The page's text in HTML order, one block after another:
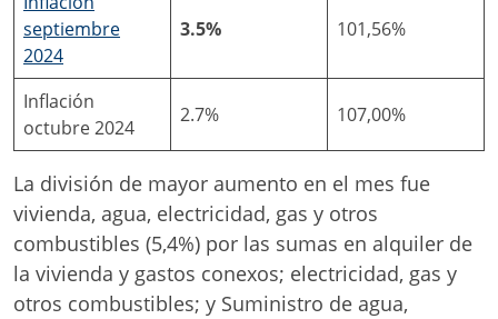
septiembre
2024
3.5% 101,56%
Inflación
octubre 2024
2.7% 107,00%
La división de mayor aumento en el mes fue
vivienda, agua, electricidad, gas y otros
combustibles (5,4%) por las sumas en alquiler de
la vivienda y gastos conexos; electricidad, gas y
otros combustibles; y Suministro de agua,